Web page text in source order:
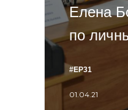
Елена
по
#ЕР31
01.04.21